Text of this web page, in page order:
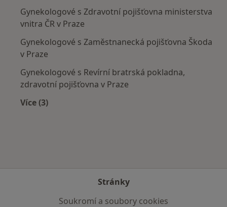
Gynekologové s Zdravotní pojišťovna ministerstva
vnitra ČR v Praze
Gynekologové s Zaměstnanecká pojišťovna Škoda
v Praze
Gynekologové s Revírní bratrská pokladna,
zdravotní pojišťovna v Praze
Více (3)
Stránky
Soukromí a soubory cookies